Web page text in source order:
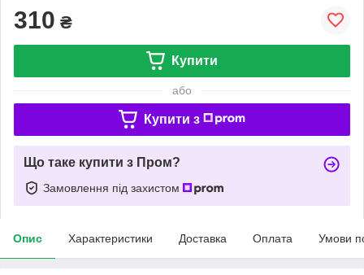
310 ₴
Купити
або
Купити з
Що таке купити з Пром?
Замовлення під захистом
Опис Характеристики Доставка Оплата Умови